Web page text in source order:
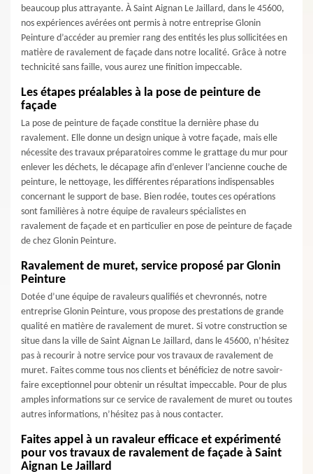
beaucoup plus attrayante. À Saint Aignan Le Jaillard, dans le 45600,
nos expériences avérées ont permis à notre entreprise Glonin
Peinture d’accéder au premier rang des entités les plus sollicitées en
matière de ravalement de façade dans notre localité. Grâce à notre
technicité sans faille, vous aurez une finition impeccable.
Les étapes préalables à la pose de peinture de
façade
La pose de peinture de façade constitue la dernière phase du
ravalement. Elle donne un design unique à votre façade, mais elle
nécessite des travaux préparatoires comme le grattage du mur pour
enlever les déchets, le décapage afin d’enlever l’ancienne couche de
peinture, le nettoyage, les différentes réparations indispensables
concernant le support de base. Bien rodée, toutes ces opérations
sont familières à notre équipe de ravaleurs spécialistes en
ravalement de façade et en particulier en pose de peinture de façade
de chez Glonin Peinture.
Ravalement de muret, service proposé par Glonin
Peinture
Dotée d’une équipe de ravaleurs qualifiés et chevronnés, notre
entreprise Glonin Peinture, vous propose des prestations de grande
qualité en matière de ravalement de muret. Si votre construction se
situe dans la ville de Saint Aignan Le Jaillard, dans le 45600, n’hésitez
pas à recourir à notre service pour vos travaux de ravalement de
muret. Faites comme tous nos clients et bénéficiez de notre savoir-
faire exceptionnel pour obtenir un résultat impeccable. Pour de plus
amples informations sur ce service de ravalement de muret ou toutes
autres informations, n’hésitez pas à nous contacter.
Faites appel à un ravaleur efficace et expérimenté
pour vos travaux de ravalement de façade à Saint
Aignan Le Jaillard